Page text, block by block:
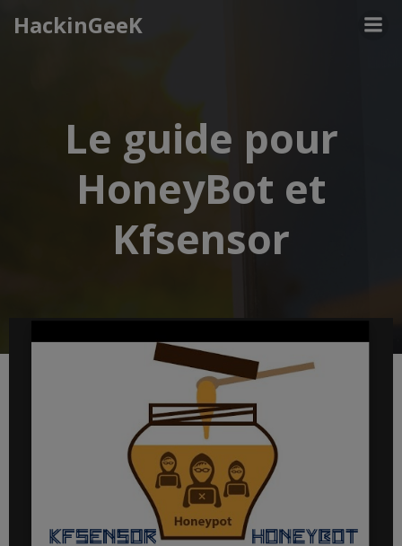
HackinGeeK
Le guide pour
HoneyBot et
Kfsensor